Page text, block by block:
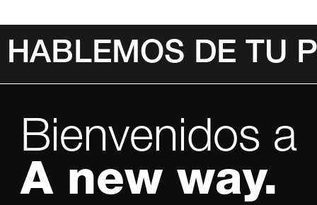
HABLEMOS DE TU
Bienvenidos a
A new way.